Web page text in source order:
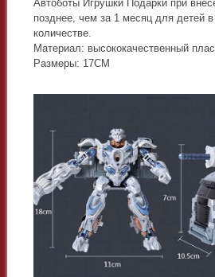
Автоботы Игрушки Подарки при
позднее, чем за 1 месяц для детей в
количестве.
Материал: высококачественный
Размеры: 17CM